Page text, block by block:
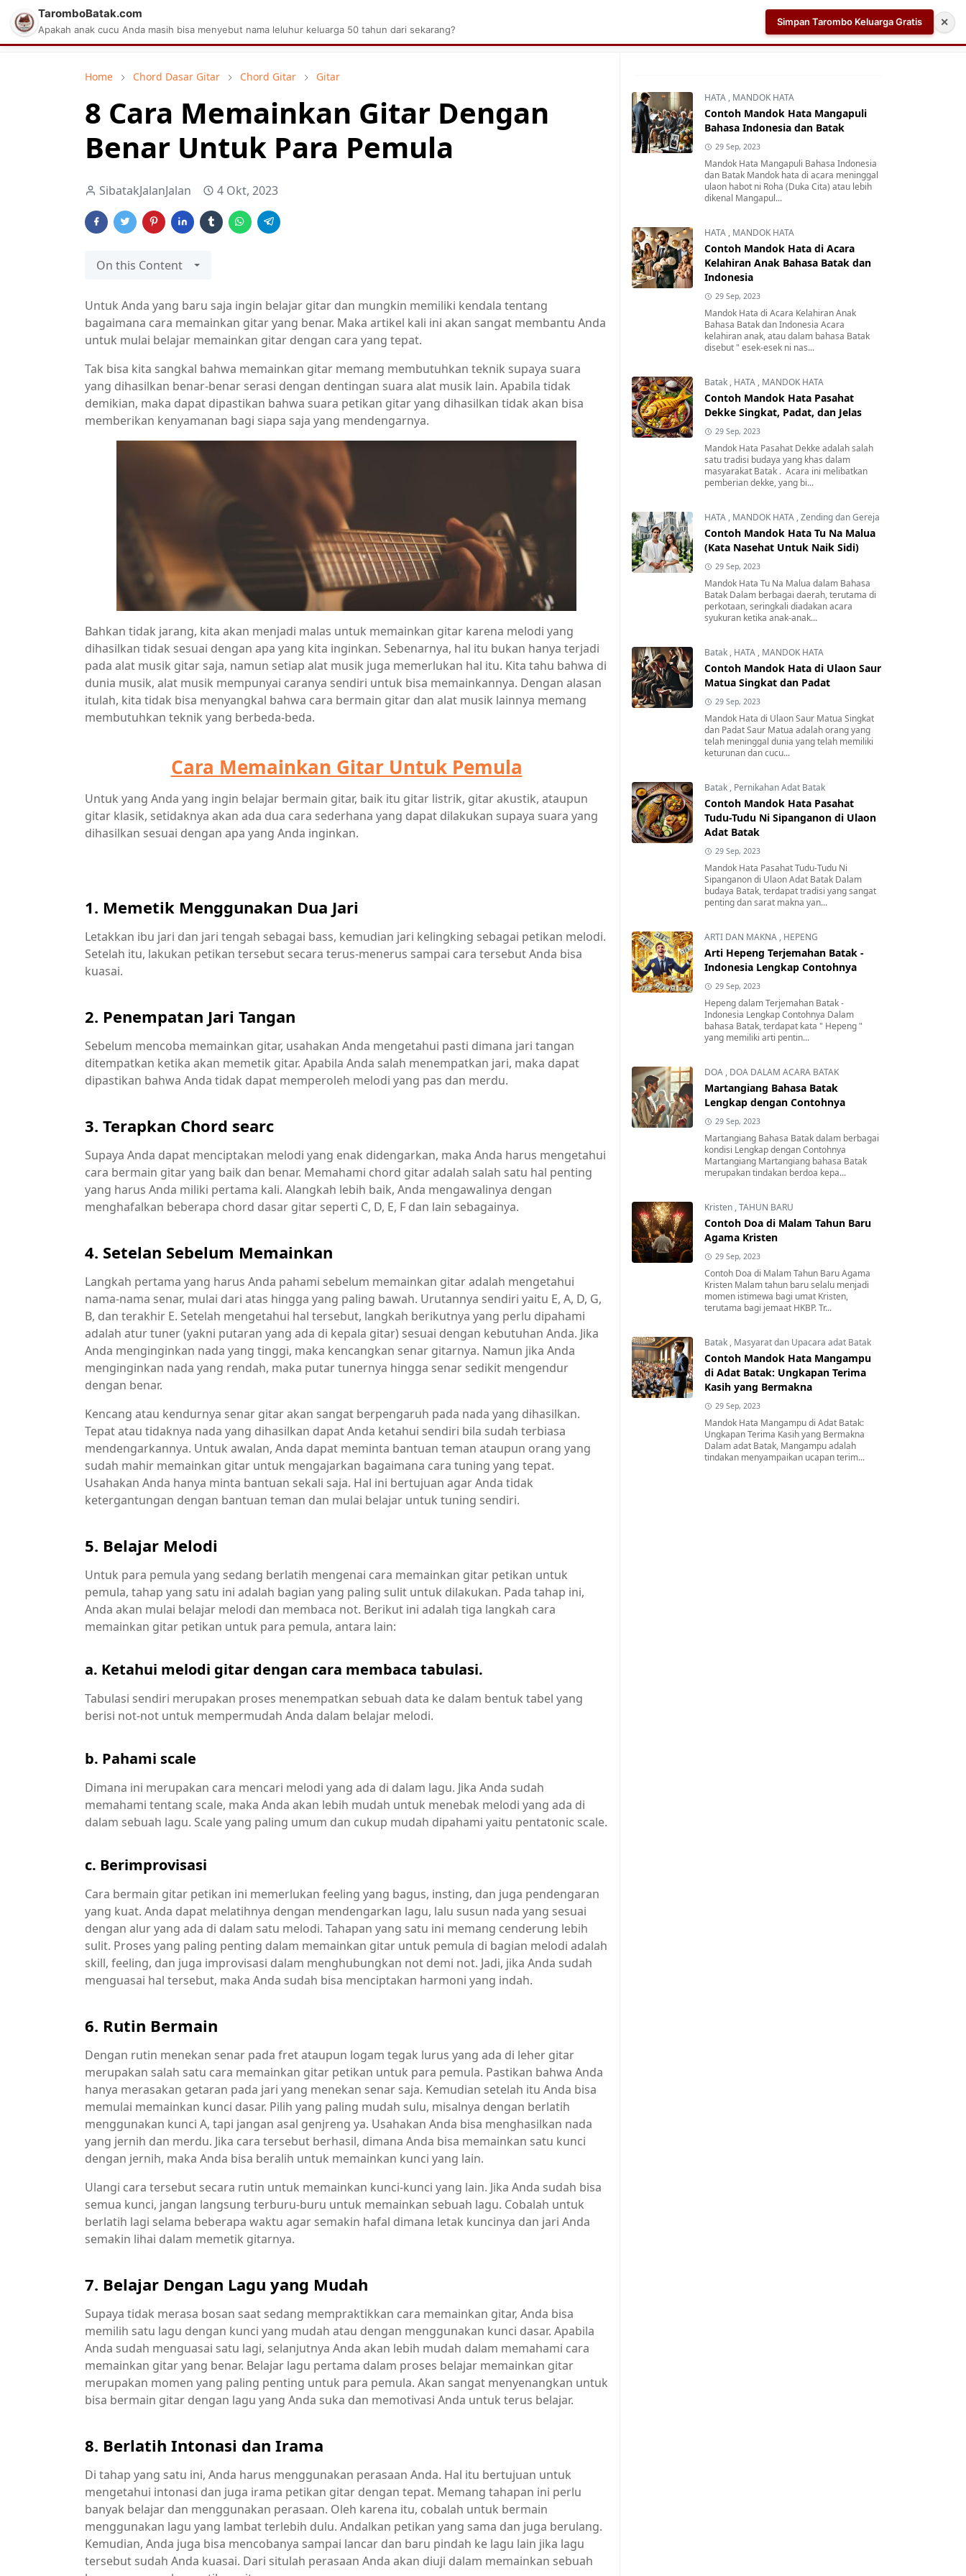
Matius Celcius Sinaga Aplikasi Pabrik Kelapa Sawit Tarombo Batak Aplikasi AI Teleprompter dan Pembuat Skrip Video
Home Chord Dasar Gitar Chord Gitar Gitar
8 Cara Memainkan Gitar Dengan
Benar Untuk Para Pemula
SibatakJalanJalan 4 Okt, 2023
On this Content
Untuk Anda yang baru saja ingin belajar gitar dan mungkin memiliki kendala tentang
bagaimana cara memainkan gitar yang benar. Maka artikel kali ini akan sangat membantu Anda
untuk mulai belajar memainkan gitar dengan cara yang tepat.
Tak bisa kita sangkal bahwa memainkan gitar memang membutuhkan teknik supaya suara
yang dihasilkan benar-benar serasi dengan dentingan suara alat musik lain. Apabila tidak
demikian, maka dapat dipastikan bahwa suara petikan gitar yang dihasilkan tidak akan bisa
memberikan kenyamanan bagi siapa saja yang mendengarnya.
Bahkan tidak jarang, kita akan menjadi malas untuk memainkan gitar karena melodi yang
dihasilkan tidak sesuai dengan apa yang kita inginkan. Sebenarnya, hal itu bukan hanya terjadi
pada alat musik gitar saja, namun setiap alat musik juga memerlukan hal itu. Kita tahu bahwa di
dunia musik, alat musik mempunyai caranya sendiri untuk bisa memainkannya. Dengan alasan
itulah, kita tidak bisa menyangkal bahwa cara bermain gitar dan alat musik lainnya memang
membutuhkan teknik yang berbeda-beda.
Cara Memainkan Gitar Untuk Pemula
Untuk yang Anda yang ingin belajar bermain gitar, baik itu gitar listrik, gitar akustik, ataupun
gitar klasik, setidaknya akan ada dua cara sederhana yang dapat dilakukan supaya suara yang
dihasilkan sesuai dengan apa yang Anda inginkan.
1. Memetik Menggunakan Dua Jari
Letakkan ibu jari dan jari tengah sebagai bass, kemudian jari kelingking sebagai petikan melodi.
Setelah itu, lakukan petikan tersebut secara terus-menerus sampai cara tersebut Anda bisa
kuasai.
2. Penempatan Jari Tangan
Sebelum mencoba memainkan gitar, usahakan Anda mengetahui pasti dimana jari tangan
ditempatkan ketika akan memetik gitar. Apabila Anda salah menempatkan jari, maka dapat
dipastikan bahwa Anda tidak dapat memperoleh melodi yang pas dan merdu.
3. Terapkan Chord searc
Supaya Anda dapat menciptakan melodi yang enak didengarkan, maka Anda harus mengetahui
cara bermain gitar yang baik dan benar. Memahami chord gitar adalah salah satu hal penting
yang harus Anda miliki pertama kali. Alangkah lebih baik, Anda mengawalinya dengan
menghafalkan beberapa chord dasar gitar seperti C, D, E, F dan lain sebagainya.
4. Setelan Sebelum Memainkan
Langkah pertama yang harus Anda pahami sebelum memainkan gitar adalah mengetahui
nama-nama senar, mulai dari atas hingga yang paling bawah. Urutannya sendiri yaitu E, A, D, G,
B, dan terakhir E. Setelah mengetahui hal tersebut, langkah berikutnya yang perlu dipahami
adalah atur tuner (yakni putaran yang ada di kepala gitar) sesuai dengan kebutuhan Anda. Jika
Anda menginginkan nada yang tinggi, maka kencangkan senar gitarnya. Namun jika Anda
menginginkan nada yang rendah, maka putar tunernya hingga senar sedikit mengendur
dengan benar.
Kencang atau kendurnya senar gitar akan sangat berpengaruh pada nada yang dihasilkan.
Tepat atau tidaknya nada yang dihasilkan dapat Anda ketahui sendiri bila sudah terbiasa
mendengarkannya. Untuk awalan, Anda dapat meminta bantuan teman ataupun orang yang
sudah mahir memainkan gitar untuk mengajarkan bagaimana cara tuning yang tepat.
Usahakan Anda hanya minta bantuan sekali saja. Hal ini bertujuan agar Anda tidak
ketergantungan dengan bantuan teman dan mulai belajar untuk tuning sendiri.
5. Belajar Melodi
Untuk para pemula yang sedang berlatih mengenai cara memainkan gitar petikan untuk
pemula, tahap yang satu ini adalah bagian yang paling sulit untuk dilakukan. Pada tahap ini,
Anda akan mulai belajar melodi dan membaca not. Berikut ini adalah tiga langkah cara
memainkan gitar petikan untuk para pemula, antara lain:
a. Ketahui melodi gitar dengan cara membaca tabulasi.
Tabulasi sendiri merupakan proses menempatkan sebuah data ke dalam bentuk tabel yang
berisi not-not untuk mempermudah Anda dalam belajar melodi.
b. Pahami scale
Dimana ini merupakan cara mencari melodi yang ada di dalam lagu. Jika Anda sudah
memahami tentang scale, maka Anda akan lebih mudah untuk menebak melodi yang ada di
dalam sebuah lagu. Scale yang paling umum dan cukup mudah dipahami yaitu pentatonic scale.
c. Berimprovisasi
Cara bermain gitar petikan ini memerlukan feeling yang bagus, insting, dan juga pendengaran
yang kuat. Anda dapat melatihnya dengan mendengarkan lagu, lalu susun nada yang sesuai
dengan alur yang ada di dalam satu melodi. Tahapan yang satu ini memang cenderung lebih
sulit. Proses yang paling penting dalam memainkan gitar untuk pemula di bagian melodi adalah
skill, feeling, dan juga improvisasi dalam menghubungkan not demi not. Jadi, jika Anda sudah
menguasai hal tersebut, maka Anda sudah bisa menciptakan harmoni yang indah.
6. Rutin Bermain
Dengan rutin menekan senar pada fret ataupun logam tegak lurus yang ada di leher gitar
merupakan salah satu cara memainkan gitar petikan untuk para pemula. Pastikan bahwa Anda
hanya merasakan getaran pada jari yang menekan senar saja. Kemudian setelah itu Anda bisa
memulai memainkan kunci dasar. Pilih yang paling mudah sulu, misalnya dengan berlatih
menggunakan kunci A, tapi jangan asal genjreng ya. Usahakan Anda bisa menghasilkan nada
yang jernih dan merdu. Jika cara tersebut berhasil, dimana Anda bisa memainkan satu kunci
dengan jernih, maka Anda bisa beralih untuk memainkan kunci yang lain.
Ulangi cara tersebut secara rutin untuk memainkan kunci-kunci yang lain. Jika Anda sudah bisa
semua kunci, jangan langsung terburu-buru untuk memainkan sebuah lagu. Cobalah untuk
berlatih lagi selama beberapa waktu agar semakin hafal dimana letak kuncinya dan jari Anda
semakin lihai dalam memetik gitarnya.
7. Belajar Dengan Lagu yang Mudah
Supaya tidak merasa bosan saat sedang mempraktikkan cara memainkan gitar, Anda bisa
memilih satu lagu dengan kunci yang mudah atau dengan menggunakan kunci dasar. Apabila
Anda sudah menguasai satu lagi, selanjutnya Anda akan lebih mudah dalam memahami cara
memainkan gitar yang benar. Belajar lagu pertama dalam proses belajar memainkan gitar
merupakan momen yang paling penting untuk para pemula. Akan sangat menyenangkan untuk
bisa bermain gitar dengan lagu yang Anda suka dan memotivasi Anda untuk terus belajar.
8. Berlatih Intonasi dan Irama
Di tahap yang satu ini, Anda harus menggunakan perasaan Anda. Hal itu bertujuan untuk
mengetahui intonasi dan juga irama petikan gitar dengan tepat. Memang tahapan ini perlu
banyak belajar dan menggunakan perasaan. Oleh karena itu, cobalah untuk bermain
menggunakan lagu yang lambat terlebih dulu. Andalkan petikan yang sama dan juga berulang.
Kemudian, Anda juga bisa mencobanya sampai lancar dan baru pindah ke lagu lain jika lagu
tersebut sudah Anda kuasai. Dari situlah perasaan Anda akan diuji dalam memainkan sebuah
HATA , MANDOK HATA
Contoh Mandok Hata Mangapuli
Bahasa Indonesia dan Batak
29 Sep, 2023
Mandok Hata Mangapuli Bahasa Indonesia
dan Batak Mandok hata di acara meninggal
ulaon habot ni Roha (Duka Cita) atau lebih
dikenal Mangapul...
HATA , MANDOK HATA
Contoh Mandok Hata di Acara
Kelahiran Anak Bahasa Batak dan
Indonesia
29 Sep, 2023
Mandok Hata di Acara Kelahiran Anak
Bahasa Batak dan Indonesia Acara
kelahiran anak, atau dalam bahasa Batak
disebut " esek-esek ni nas...
Batak , HATA , MANDOK HATA
Contoh Mandok Hata Pasahat
Dekke Singkat, Padat, dan Jelas
29 Sep, 2023
Mandok Hata Pasahat Dekke adalah salah
satu tradisi budaya yang khas dalam
masyarakat Batak . Acara ini melibatkan
pemberian dekke, yang bi...
HATA , MANDOK HATA ,Zending dan Gereja
Contoh Mandok Hata Tu Na Malua
(Kata Nasehat Untuk Naik Sidi)
29 Sep, 2023
Mandok Hata Tu Na Malua dalam Bahasa
Batak Dalam berbagai daerah, terutama di
perkotaan, seringkali diadakan acara
syukuran ketika anak-anak...
Batak , HATA , MANDOK HATA
Contoh Mandok Hata di Ulaon Saur
Matua Singkat dan Padat
29 Sep, 2023
Mandok Hata di Ulaon Saur Matua Singkat
dan Padat Saur Matua adalah orang yang
telah meninggal dunia yang telah memiliki
keturunan dan cucu...
Batak , Pernikahan Adat Batak
Contoh Mandok Hata Pasahat
Tudu-Tudu Ni Sipanganon di Ulaon
Adat Batak
29 Sep, 2023
Mandok Hata Pasahat Tudu-Tudu Ni
Sipanganon di Ulaon Adat Batak Dalam
budaya Batak, terdapat tradisi yang sangat
penting dan sarat makna yan...
ARTI DAN MAKNA , HEPENG
Arti Hepeng Terjemahan Batak -
Indonesia Lengkap Contohnya
29 Sep, 2023
Hepeng dalam Terjemahan Batak -
Indonesia Lengkap Contohnya Dalam
bahasa Batak, terdapat kata " Hepeng "
yang memiliki arti pentin...
DOA , DOA DALAM ACARA BATAK
Martangiang Bahasa Batak
Lengkap dengan Contohnya
29 Sep, 2023
Martangiang Bahasa Batak dalam berbagai
kondisi Lengkap dengan Contohnya
Martangiang Martangiang bahasa Batak
merupakan tindakan berdoa kepa...
Kristen ,TAHUN BARU
Contoh Doa di Malam Tahun Baru
Agama Kristen
29 Sep, 2023
Contoh Doa di Malam Tahun Baru Agama
Kristen Malam tahun baru selalu menjadi
momen istimewa bagi umat Kristen,
terutama bagi jemaat HKBP. Tr...
Batak , Masyarat dan Upacara adat Batak
Contoh Mandok Hata Mangampu
di Adat Batak: Ungkapan Terima
Kasih yang Bermakna
29 Sep, 2023
Mandok Hata Mangampu di Adat Batak:
Ungkapan Terima Kasih yang Bermakna
Dalam adat Batak, Mangampu adalah
tindakan menyampaikan ucapan terim...
TaromboBatak.com
Apakah anak cucu Anda masih bisa menyebut nama leluhur keluarga 50 tahun dari sekarang?
Simpan Tarombo Keluarga Gratis ✕